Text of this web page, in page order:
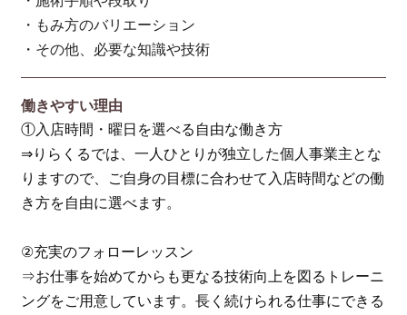
・もみ方のバリエーション
・その他、必要な知識や技術
働きやすい理由
①入店時間・曜日を選べる自由な働き方
⇒りらくるでは、一人ひとりが独立した個人事業主とな
りますので、ご自身の目標に合わせて入店時間などの働
き方を自由に選べます。
②充実のフォローレッスン
⇒お仕事を始めてからも更なる技術向上を図るトレーニ
ングをご用意しています。長く続けられる仕事にできる